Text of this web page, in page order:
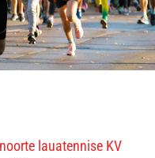
lauatennise KV